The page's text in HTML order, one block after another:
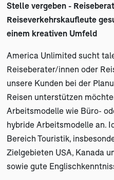
Stelle vergeben -
Reiseverkehrskaufleute
einem kreativen Umfeld
America Unlimited sucht
Reiseberater/innen oder
unsere Kunden bei der
Reisen unterstützen
Arbeitsmodelle wie Büro-
hybride Arbeitsmodelle an.
Bereich Touristik,
Zielgebieten USA, Kanada
sowie gute